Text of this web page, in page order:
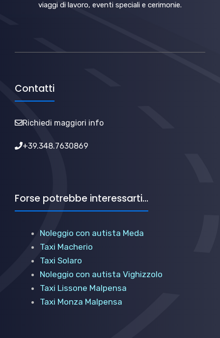
viaggi di lavoro, eventi speciali e cerimonie.
Contatti
Richiedi maggiori info
+39.348.7630869
Forse potrebbe interessarti...
Noleggio con autista Meda
Taxi Macherio
Taxi Solaro
Noleggio con autista Vighizzolo
Taxi Lissone Malpensa
Taxi Monza Malpensa